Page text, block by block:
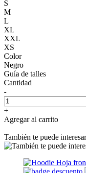
S
M
L
XL
XXL
XS
Color
Negro
Guía de talles
Cantidad
-
+
Agregar al carrito
También te puede interesar